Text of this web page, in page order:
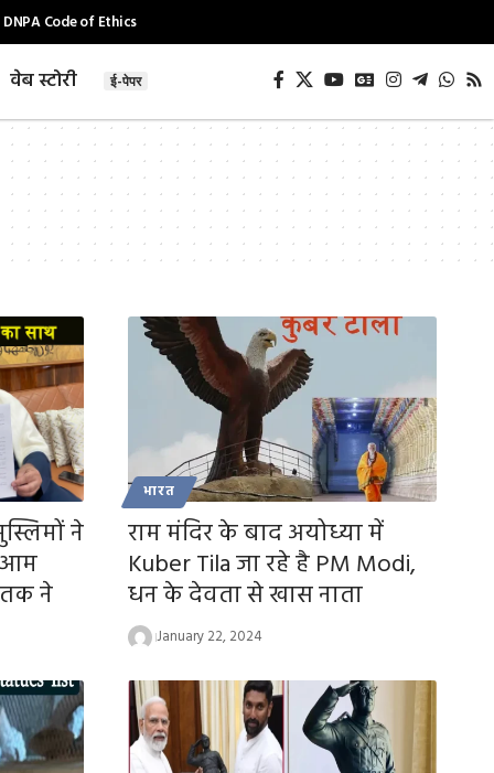
DNPA Code of Ethics
वेब स्टोरी ई-पेपर
ने
आम
ने
भारत
राम मंदिर के बाद अयोध्या में
Kuber Tila जा रहे है PM Modi,
धन के देवता से खास नाता
January 22, 2024